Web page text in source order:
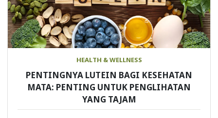
HEALTH & WELLNESS
PENTINGNYA LUTEIN BAGI KESEHATAN
MATA: PENTING UNTUK PENGLIHATAN
YANG TAJAM